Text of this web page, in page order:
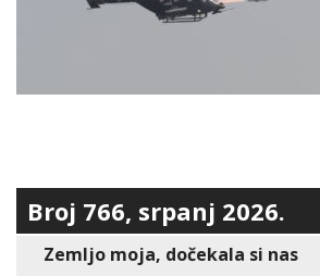
Broj 766, srpanj 2026.
Zemljo moja, dočekala si nas